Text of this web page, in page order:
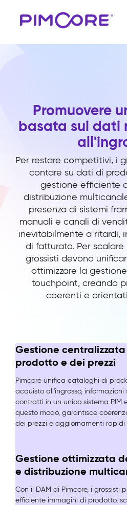
Promuovere
basata sui dati
Per restare competitivi, i
contare su dati di
gestione efficiente
distribuzione
presenza di sistemi
manuali e canali di
inevitabilmente a ritardi,
di fatturato. Per
grossisti devono
ottimizzare la
touchpoint, creando
coerenti e
Gestione
prodotto e dei prezzi
Pimcore unifica cataloghi di
acquisto all'ingrosso,
contratti in un unico sistema PIM
questo modo, garantisce
dei prezzi e aggiornamenti
Gestione ottimizzata
e distribuzione
Con il DAM di Pimcore, i grossisti
efficiente immagini di prodotto,